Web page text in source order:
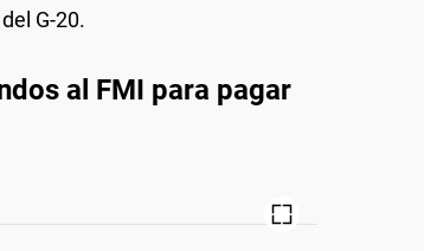
G-20.
al FMI para pagar